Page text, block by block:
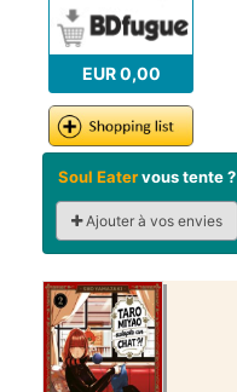
EUR 0,00
Soul Eatervous tente ?
Ajouter à vos envies